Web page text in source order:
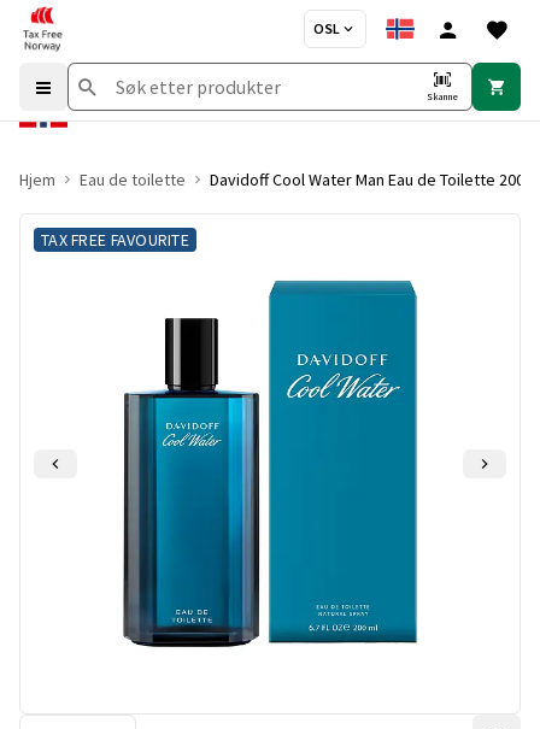
OSL
Skanne
Hjem Eau de toilette Davidoff Cool Water Man Eau de Toilette 200
TAX FREE FAVOURITE